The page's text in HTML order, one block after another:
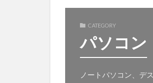
CATEGORY
パソコン
ノートパソコン、デ